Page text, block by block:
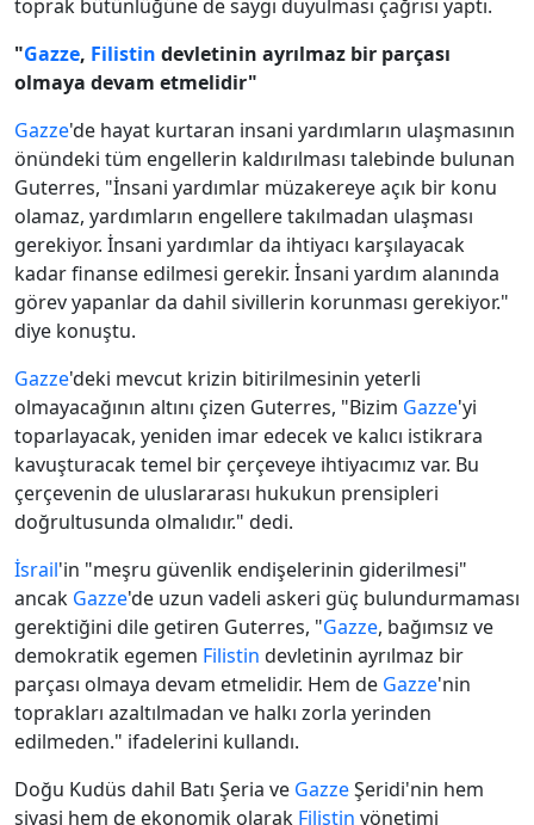
toprak bütünlüğüne de saygı duyulması çağrısı yaptı.
"Gazze, Filistin devletinin ayrılmaz bir parçası
olmaya devam etmelidir"
Gazze'de hayat kurtaran insani yardımların ulaşmasının
önündeki tüm engellerin kaldırılması talebinde bulunan
Guterres, "İnsani yardımlar müzakereye açık bir konu
olamaz, yardımların engellere takılmadan ulaşması
gerekiyor. İnsani yardımlar da ihtiyacı karşılayacak
kadar finanse edilmesi gerekir. İnsani yardım alanında
görev yapanlar da dahil sivillerin korunması gerekiyor."
diye konuştu.
Gazze'deki mevcut krizin bitirilmesinin yeterli
olmayacağının altını çizen Guterres, "Bizim Gazze'yi
toparlayacak, yeniden imar edecek ve kalıcı istikrara
kavuşturacak temel bir çerçeveye ihtiyacımız var. Bu
çerçevenin de uluslararası hukukun prensipleri
doğrultusunda olmalıdır." dedi.
İsrail'in "meşru güvenlik endişelerinin giderilmesi"
ancak Gazze'de uzun vadeli askeri güç bulundurmaması
gerektiğini dile getiren Guterres, "Gazze, bağımsız ve
demokratik egemen Filistin devletinin ayrılmaz bir
parçası olmaya devam etmelidir. Hem de Gazze'nin
toprakları azaltılmadan ve halkı zorla yerinden
edilmeden." ifadelerini kullandı.
Doğu Kudüs dahil Batı Şeria ve GazzeŞeridi'nin hem
siyasi hem de ekonomik olarak Filistin yönetimi